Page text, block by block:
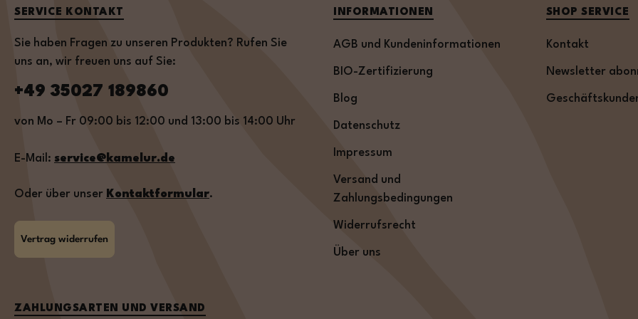
SERVICE KONTAKT
Sie haben Fragen zu unseren Produkten? Rufen Sie
uns an, wir freuen uns auf Sie:
+49 35027 189860
von Mo – Fr 09:00 bis 12:00 und 13:00 bis 14:00 Uhr
E-Mail: service@kamelur.de
Oder über unser Kontaktformular.
Vertrag widerrufen
INFORMATIONEN
AGB und Kundeninformationen
BIO-Zertifizierung
Blog
Datenschutz
Impressum
Versand und
Zahlungsbedingungen
Widerrufsrecht
Über uns
SHOP SERVICE
Kontakt
Newsletter
ZAHLUNGSARTEN UND VERSAND